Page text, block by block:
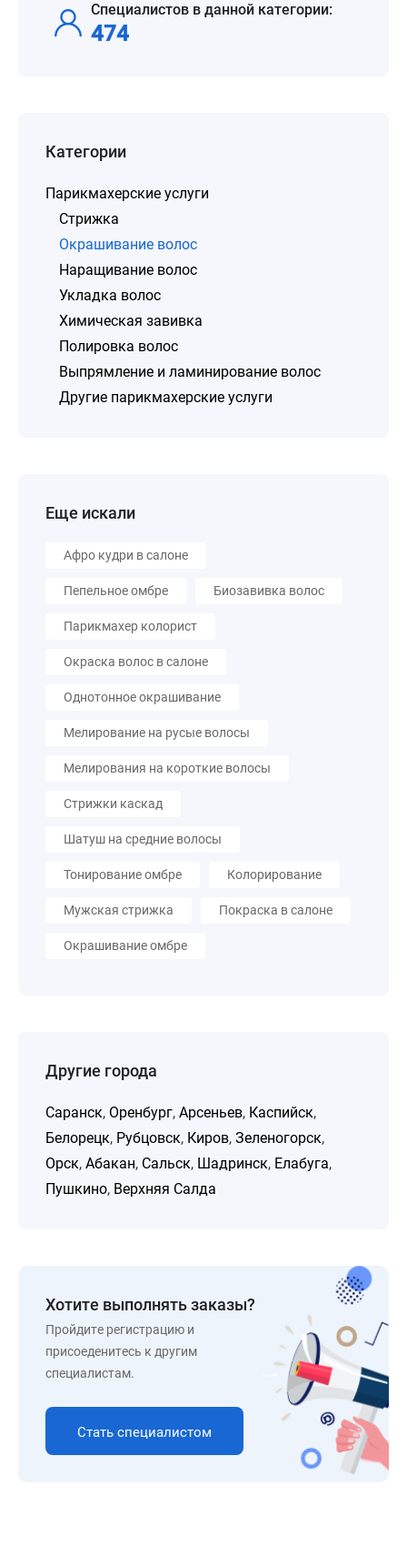
Специалистов в данной категории:
474
Категории
Парикмахерские услуги
Стрижка
Окрашивание волос
Наращивание волос
Укладка волос
Химическая завивка
Полировка волос
Выпрямление и ламинирование волос
Другие парикмахерские услуги
Еще искали
Афро кудри в салоне
Пепельное омбре Биозавивка волос
Парикмахер колорист
Окраска волос в салоне
Однотонное окрашивание
Мелирование на русые волосы
Мелирования на короткие волосы
Стрижки каскад
Шатуш на средние волосы
Тонирование омбре Колорирование
Мужская стрижка Покраска в салоне
Окрашивание омбре
Другие города
Саранск, Оренбург, Арсеньев, Каспийск,
Белорецк, Рубцовск, Киров, Зеленогорск,
Орск, Абакан, Сальск, Шадринск, Елабуга,
Пушкино, Верхняя Салда
Хотите выполнять заказы?
Пройдите регистрацию и
присоеденитесь к другим
специалистам.
Стать специалистом